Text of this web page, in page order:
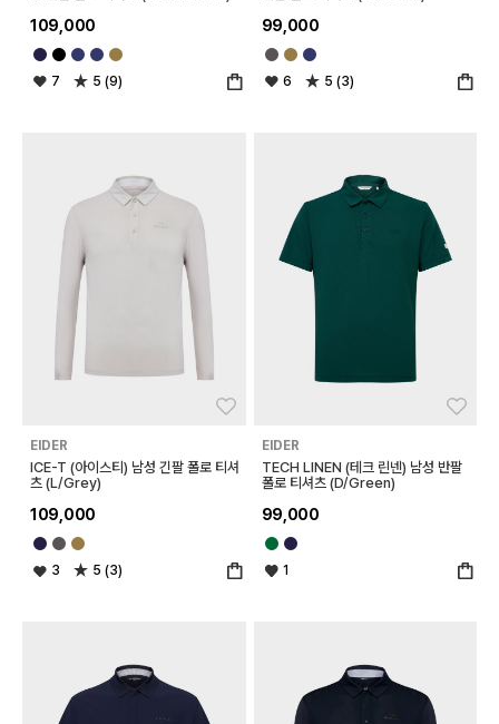
109,000
7 5 (9)
99,000
6 5 (3)
EIDER
ICE-T (아이스티) 남성 긴팔 폴로 티셔
츠 (L/Grey)
109,000
3 5 (3)
EIDER
TECH LINEN (테크 린넨) 남성 반팔
폴로 티셔츠 (D/Green)
99,000
1